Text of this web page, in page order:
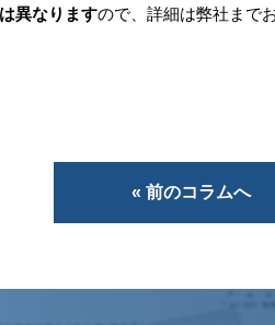
異なりますので、詳細は弊社まで
« 前のコラムへ